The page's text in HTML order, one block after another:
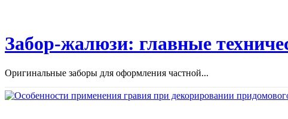
Забор-жалюзи: главные
Оригинальные заборы для оформления частной...